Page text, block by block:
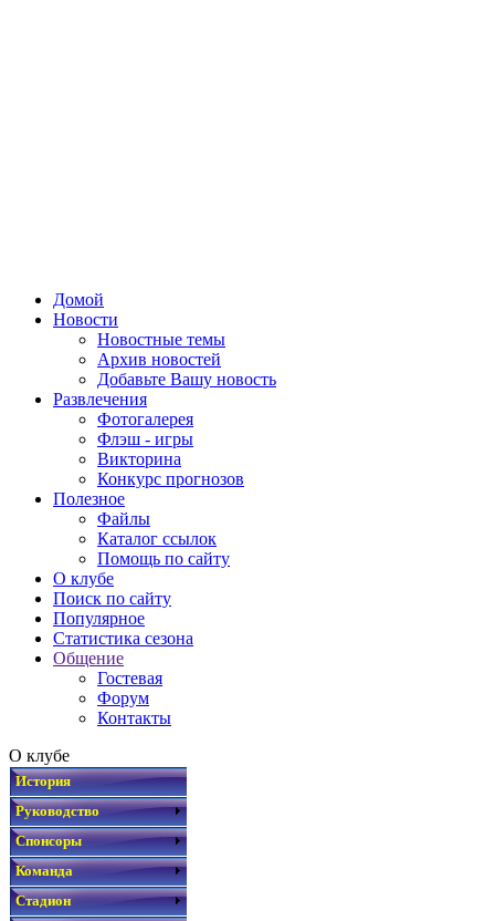
Домой
Новости
Новостные темы
Архив новостей
Добавьте Вашу новость
Развлечения
Фотогалерея
Флэш - игры
Викторина
Конкурс прогнозов
Полезное
Файлы
Каталог ссылок
Помощь по сайту
О клубе
Поиск по сайту
Популярное
Статистика сезона
Общение
Гостевая
Форум
Контакты
О клубе
История
Руководство
Спонсоры
Команда
Стадион